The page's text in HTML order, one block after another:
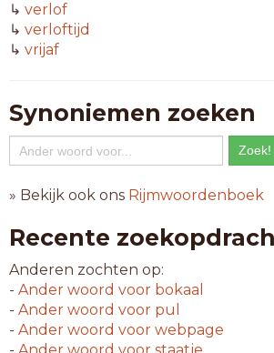
↳ verlof
↳ verloftijd
↳ vrijaf
Synoniemen zoeken
» Bekijk ook ons Rijmwoordenboek
Recente
Anderen zochten op:
- Ander woord voor bokaal
- Ander woord voor pul
- Ander woord voor webpage